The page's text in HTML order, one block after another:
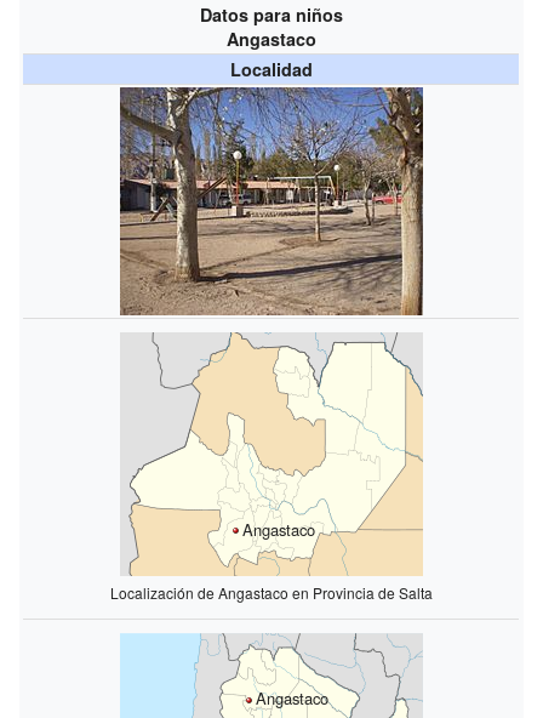
Datos para niños
Angastaco
Localidad
Angastaco
Localización de Angastaco en Provincia de Salta
Angastaco